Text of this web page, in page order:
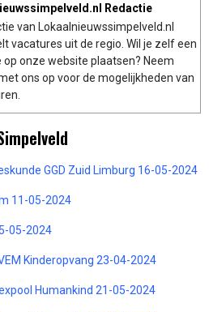
Redactie
van Lokaalnieuwssimpelveld.nl
vacatures uit de regio. Wil je zelf een
op onze website plaatsen? Neem
ons op voor de mogelijkheden van
GGD Zuid Limburg 16-05-2024
11-05-2024
05-2024
Kinderopvang 23-04-2024
Humankind 21-05-2024